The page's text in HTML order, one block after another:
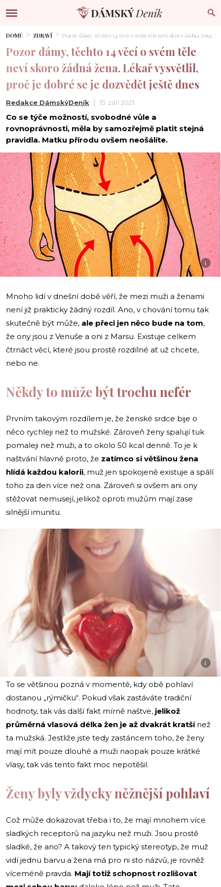
DOMŮ ZDRAVÍ Pozor dámy, těchto 14 věcí o svém těle neví skoro žádná žena.
Pozor dámy, těchto 14 věcí o svém těle
neví skoro žádná žena. Lékař vysvětlil,
proč je dobré se je dozvědět ještě dnes
Redakce DámskýDeník 15. září 2021
Co se týče možností, svobodné vůle a
rovnoprávnosti, měla by samozřejmě platit stejná
pravidla. Matku přírodu ovšem neošálíte.
i
Mnoho lidí v dnešní době věří, že mezi muži a ženami
není již prakticky žádný rozdíl. Ano, v chování tomu tak
skutečně být může, ale přeci jen něco bude na tom,
že ony jsou z Venuše a oni z Marsu. Existuje celkem
čtrnáct věcí, které jsou prostě rozdílné ať už chcete,
nebo ne.
Někdy to může být trochu nefér
Prvním takovým rozdílem je, že ženské srdce bije o
něco rychleji než to mužské. Zároveň ženy spalují tuk
pomaleji než muži, a to okolo 50 kcal denně. To je k
naštvání hlavně proto, že zatímco si většinou žena
hlídá každou kalorii, muž jen spokojeně existuje a spálí
toho za den více než ona. Zároveň si ovšem ani ony
stěžovat nemusejí, jelikož oproti mužům mají zase
silnější imunitu.
i
To se většinou pozná v momentě, kdy obě pohlaví
dostanou „rýmičku“. Pokud však zastáváte tradiční
hodnoty, tak vás další fakt mírně naštve, jelikož
průměrná vlasová délka žen je až dvakrát kratšínež
ta mužská. Jestliže jste tedy zastáncem toho, že ženy
mají mít pouze dlouhé a muži naopak pouze krátké
vlasy, tak vás tento fakt moc nepotěšil.
Ženy byly vždycky něžnější pohlaví
Což může dokazovat třeba i to, že mají mnohem více
sladkých receptorů na jazyku než muži. Jsou prostě
sladké, že ano? A takový ten typický stereotyp, že muž
vidí jednu barvu a žena má pro ni sto názvů, je rovněž
víceméně pravda. Mají totiž schopnost rozlišovat